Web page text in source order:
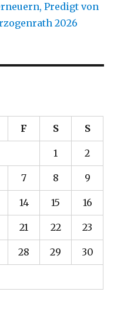
Predigt von
2026
F S S
1 2
7 8 9
14 15 16
21 22 23
28 29 30